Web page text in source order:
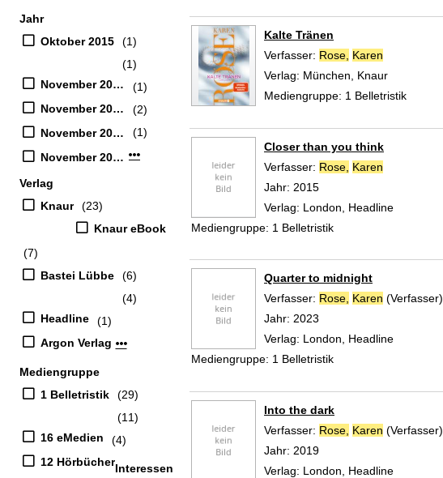
Jahr
Oktober 2015
(1)
November 2024
(1)
November 2021
(1)
November 2020
(2)
November 2019
(1)
Mehr Jahr-Filter anzeigen
Verlag
Knaur
(23)
Knaur eBook
(7)
Bastei Lübbe
(6)
Headline
(4)
Argon Verlag
(1)
Mehr Verlag-Filter anzeigen
Mediengruppe
1 Belletristik
(29)
16 eMedien
(11)
12 Hörbücher
(4)
Interessen
Kalte Tränen
Verfasser: Rose, Karen
Verlag: München, Knaur
Mediengruppe: 1 Belletristik
Closer than you think
Verfasser: Rose, Karen
Jahr: 2015
Verlag: London, Headline
Mediengruppe: 1 Belletristik
Quarter to midnight
Verfasser: Rose, Karen (Verfasser)
Jahr: 2023
Verlag: London, Headline
Mediengruppe: 1 Belletristik
Into the dark
Verfasser: Rose, Karen (Verfasser)
Jahr: 2019
Verlag: London, Headline